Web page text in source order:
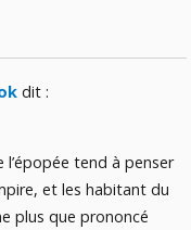
dit :
tend à penser
et les habitant du
plus que prononcé